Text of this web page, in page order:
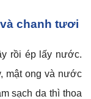
chanh tươi
rồi ép lấy nước.
mật ong và nước
sạch da thì thoa